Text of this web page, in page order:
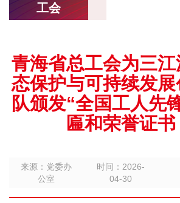
工会
青海省总工会为三
态保护与可持续发展
队颁发“全国工人先
匾和荣誉证书
来源：党委办
公室
时间：2026-
04-30